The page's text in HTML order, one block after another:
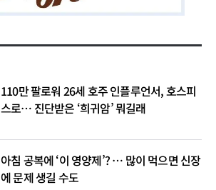
110만 팔로워 26세 호주 인플루언서, 호스피
스로… 진단받은 ‘희귀암’ 뭐길래
아침 공복에 ‘이 영양제’? … 많이 먹으면 신장
에 문제 생길 수도